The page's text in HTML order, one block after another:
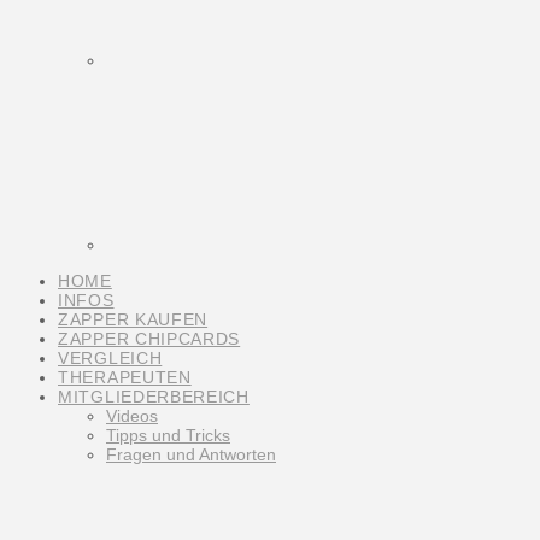
HOME
INFOS
ZAPPER KAUFEN
ZAPPER CHIPCARDS
VERGLEICH
THERAPEUTEN
MITGLIEDERBEREICH
Videos
Tipps und Tricks
Fragen und Antworten